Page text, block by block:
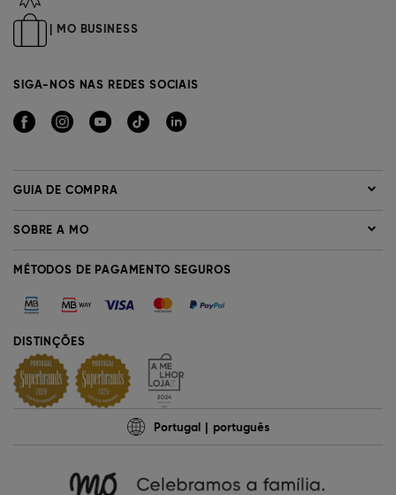
| MO BUSINESS
SIGA-NOS NAS REDES SOCIAIS
GUIA DE COMPRA
SOBRE A MO
MÉTODOS DE PAGAMENTO SEGUROS
DISTINÇÕES
Portugal português